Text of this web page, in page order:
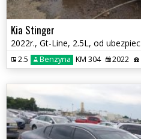
Kia Stinger
2.5 Benzyna KM 304 2022